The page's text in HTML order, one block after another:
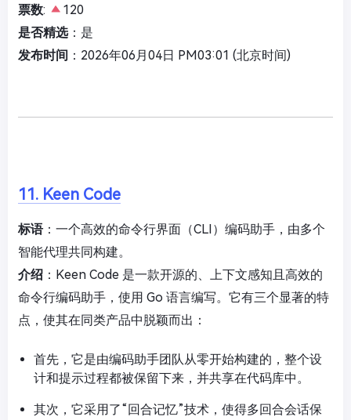
票数:
120
是否精选：是
发布时间 ：2026年06月04日 PM03:01 (北京时间)
11. Keen Code
标语：一个高效的命令行界面（CLI）编码助手，由多个
智能代理共同构建。
介绍 ：Keen Code 是一款开源的、上下文感知且高效的
命令行编码助手，使用 Go 语言编写。它有三个显著的特
点，使其在同类产品中脱颖而出：
首先，它是由编码助手团队从零开始构建的，整个设
计和提示过程都被保留下来，并共享在代码库中。
其次，它采用了“回合记忆”技术，使得多回合会话保